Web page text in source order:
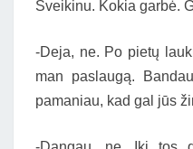
Sveikinu. Kokia garbė.
-Deja, ne. Po pietų
man paslaugą.
pamaniau, kad gal jūs